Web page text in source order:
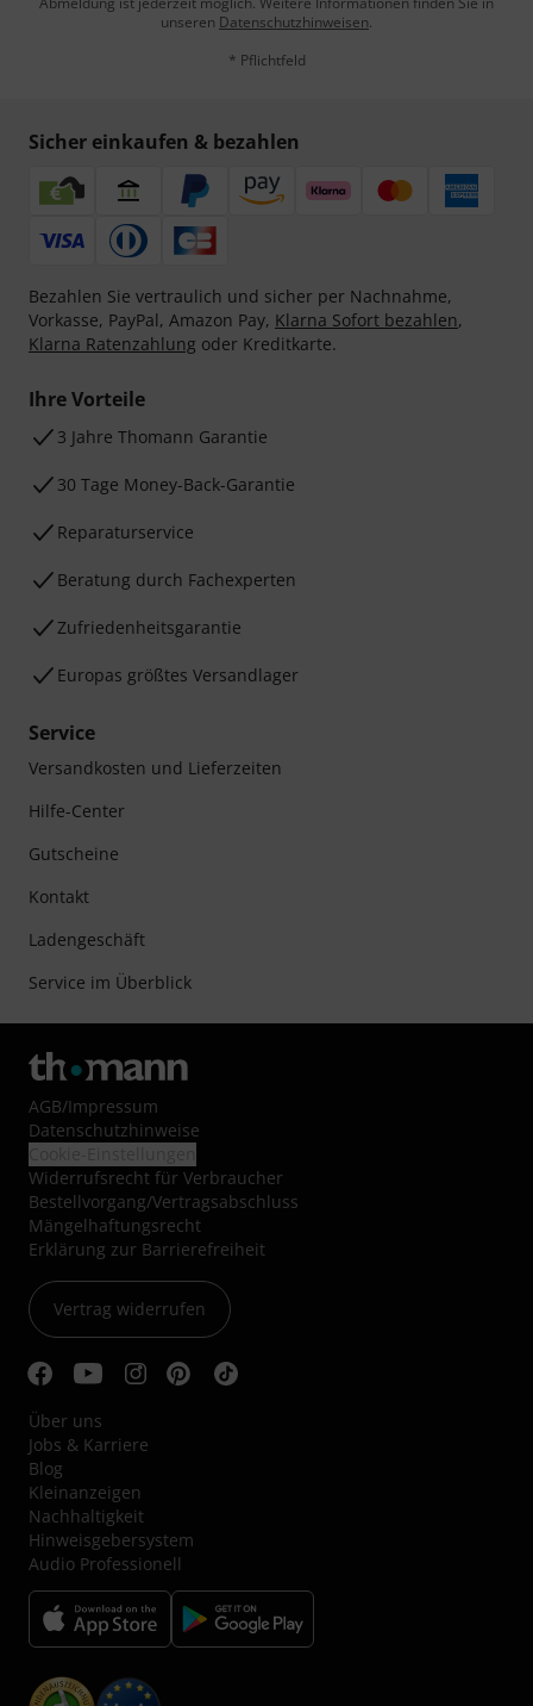
unseren Datenschutzhinweisen.
* Pflichtfeld
Sicher einkaufen & bezahlen
Bezahlen Sie vertraulich und sicher per Nachnahme,
Vorkasse, PayPal, Amazon Pay, Klarna Sofort bezahlen,
Klarna Ratenzahlung oder Kreditkarte.
Ihre Vorteile
3 Jahre Thomann Garantie
30 Tage Money-Back-Garantie
Reparaturservice
Beratung durch Fachexperten
Zufriedenheitsgarantie
Europas größtes Versandlager
Service
Versandkosten und Lieferzeiten
Hilfe-Center
Gutscheine
Kontakt
Ladengeschäft
Service im Überblick
AGB/Impressum
Datenschutzhinweise
Widerrufsrecht für Verbraucher
Bestellvorgang/Vertragsabschluss
Mängelhaftungsrecht
Erklärung zur Barrierefreiheit
Vertrag widerrufen
Über uns
Jobs & Karriere
Blog
Kleinanzeigen
Nachhaltigkeit
Hinweisgebersystem
Audio Professionell